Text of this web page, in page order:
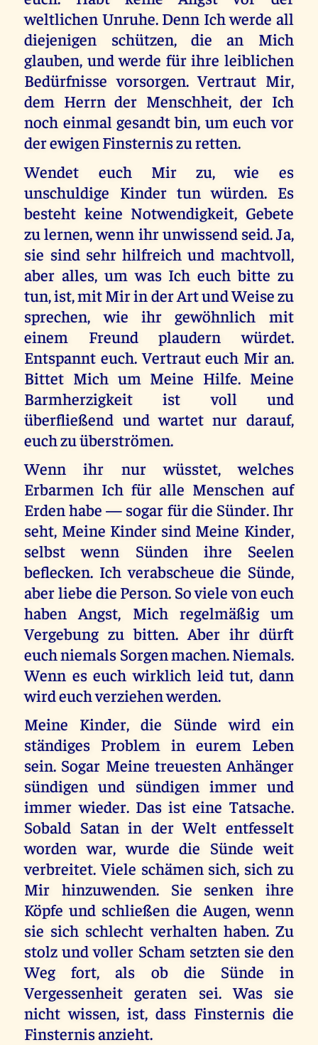
weltlichen Unruhe. Denn Ich werde all
diejenigen schützen, die an Mich
glauben, und werde für ihre leiblichen
Bedürfnisse vorsorgen. Vertraut Mir,
dem Herrn der Menschheit, der Ich
noch einmal gesandt bin, um euch vor
der ewigen Finsternis zu retten.
Wendet euch Mir zu, wie es
unschuldige Kinder tun würden. Es
besteht keine Notwendigkeit, Gebete
zu lernen, wenn ihr unwissend seid. Ja,
sie sind sehr hilfreich und machtvoll,
aber alles, um was Ich euch bitte zu
tun, ist, mit Mir in der Art und Weise zu
sprechen, wie ihr gewöhnlich mit
einem Freund plaudern würdet.
Entspannt euch. Vertraut euch Mir an.
Bittet Mich um Meine Hilfe. Meine
Barmherzigkeit ist voll und
überfließend und wartet nur darauf,
euch zu überströmen.
Wenn ihr nur wüsstet, welches
Erbarmen Ich für alle Menschen auf
Erden habe — sogar für die Sünder. Ihr
seht, Meine Kinder sind Meine Kinder,
selbst wenn Sünden ihre Seelen
beflecken. Ich verabscheue die Sünde,
aber liebe die Person. So viele von euch
haben Angst, Mich regelmäßig um
Vergebung zu bitten. Aber ihr dürft
euch niemals Sorgen machen. Niemals.
Wenn es euch wirklich leid tut, dann
wird euch verziehen werden.
Meine Kinder, die Sünde wird ein
ständiges Problem in eurem Leben
sein. Sogar Meine treuesten Anhänger
sündigen und sündigen immer und
immer wieder. Das ist eine Tatsache.
Sobald Satan in der Welt entfesselt
worden war, wurde die Sünde weit
verbreitet. Viele schämen sich, sich zu
Mir hinzuwenden. Sie senken ihre
Köpfe und schließen die Augen, wenn
sie sich schlecht verhalten haben. Zu
stolz und voller Scham setzten sie den
Weg fort, als ob die Sünde in
Vergessenheit geraten sei. Was sie
nicht wissen, ist, dass Finsternis die
Finsternis anzieht.